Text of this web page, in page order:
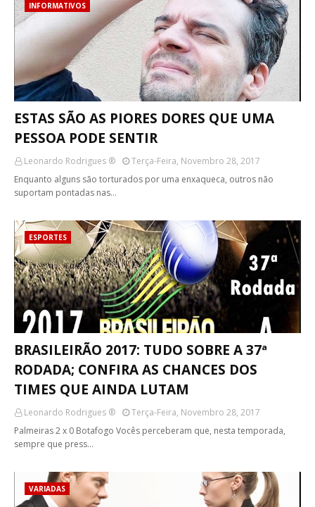
INFORMATIVOS
ESTAS SÃO AS PIORES DORES QUE UMA
PESSOA PODE SENTIR
Leonardo Rodrigues ®
Terça-Feira, Novembro 28, 2017
Enquanto alguns são torturados por uma enxaqueca, outros não
suportam pontadas nas…
ESPORTES
BRASILEIRÃO 2017: TUDO SOBRE A 37ª
RODADA; CONFIRA AS CHANCES DOS
TIMES QUE AINDA LUTAM
Leonardo Rodrigues ®
Terça-Feira, Novembro 28, 2017
Palmeiras 2 x 0 Botafogo Vocês perceberam que, nesta temporada,
sempre que press…
VARIADAS